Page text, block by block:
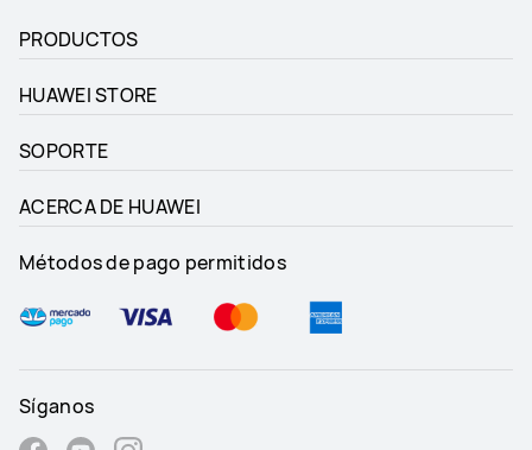
PRODUCTOS
HUAWEI STORE
SOPORTE
ACERCA DE HUAWEI
Métodos de pago permitidos
Síganos